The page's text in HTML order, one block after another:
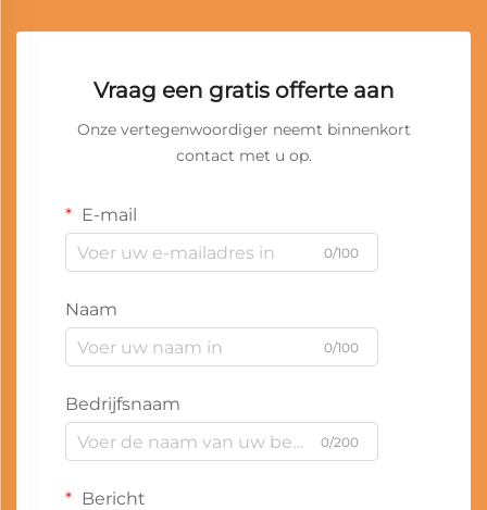
Vraag een gratis offerte aan
Onze vertegenwoordiger neemt binnenkort
contact met u op.
E-mail
0/100
Naam
0/100
Bedrijfsnaam
0/200
Bericht